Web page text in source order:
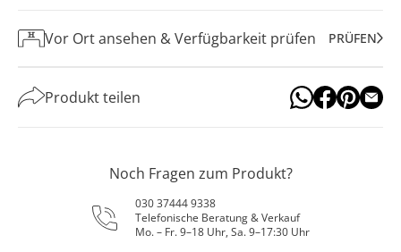
Vor Ort ansehen & Verfügbarkeit prüfen PRÜFEN
Produkt teilen
Noch Fragen zum Produkt?
030 37444 9338
Telefonische Beratung & Verkauf
Mo. – Fr. 9–18 Uhr, Sa. 9–17:30 Uhr